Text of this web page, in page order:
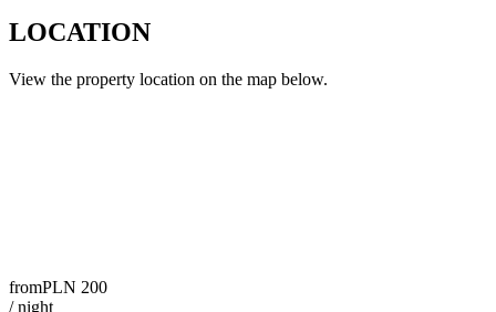
LOCATION
View the property location on the map below.
fromPLN 200
/night